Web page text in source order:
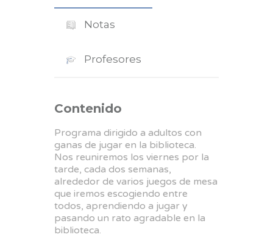
Notas
Profesores
Contenido
Programa dirigido a adultos con
ganas de jugar en la biblioteca.
Nos reuniremos los viernes por la
tarde, cada dos semanas,
alrededor de varios juegos de mesa
que iremos escogiendo entre
todos, aprendiendo a jugar y
pasando un rato agradable en la
biblioteca.